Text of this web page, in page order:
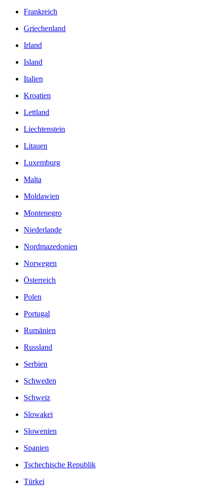
Frankreich
Griechenland
Irland
Island
Italien
Kroatien
Lettland
Liechtenstein
Litauen
Luxemburg
Malta
Moldawien
Montenegro
Niederlande
Nordmazedonien
Norwegen
Österreich
Polen
Portugal
Rumänien
Russland
Serbien
Schweden
Schweiz
Slowakei
Slowenien
Spanien
Tschechische Republik
Türkei